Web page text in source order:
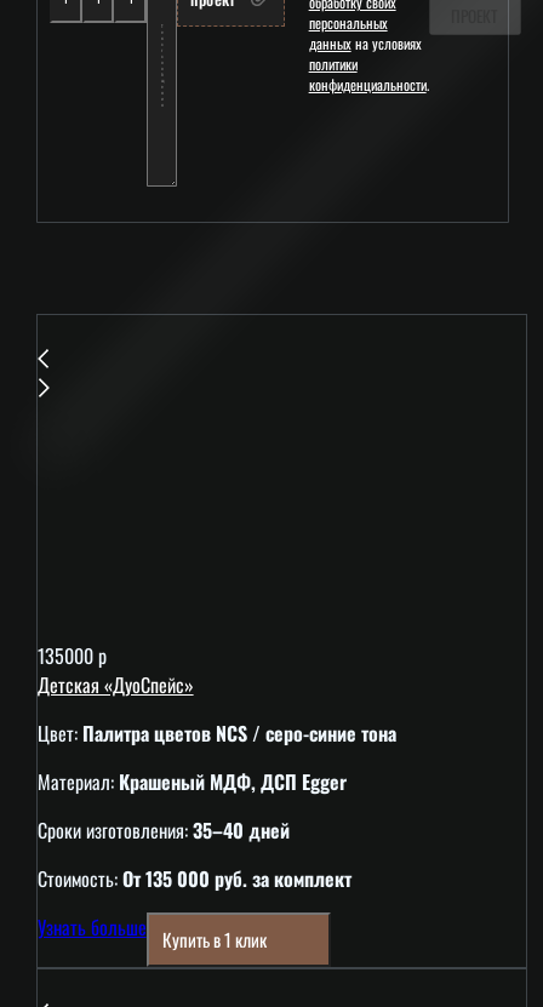
персональных
данныхна условиях
политики
конфиденциальности.
135000 р
Детская «ДуоСпейс»
Цвет: Палитра цветов NCS / серо-синие тона
Материал: Крашеный МДФ, ДСП Egger
Сроки изготовления:35–40 дней
Стоимость:От 135 000 руб. за комплект
Узнать больше
Купить в 1 клик